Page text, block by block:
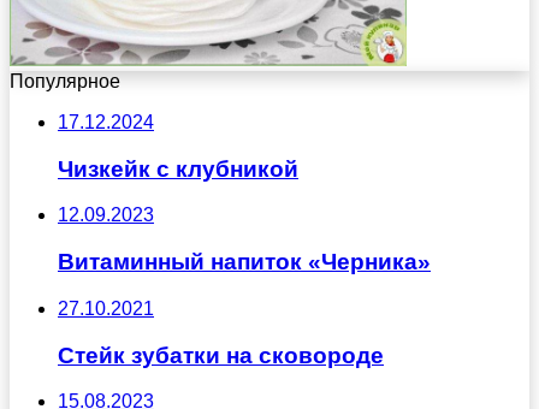
Популярное
17.12.2024
Чизкейк с клубникой
12.09.2023
Витаминный напиток «Черника»
27.10.2021
Стейк зубатки на сковороде
15.08.2023